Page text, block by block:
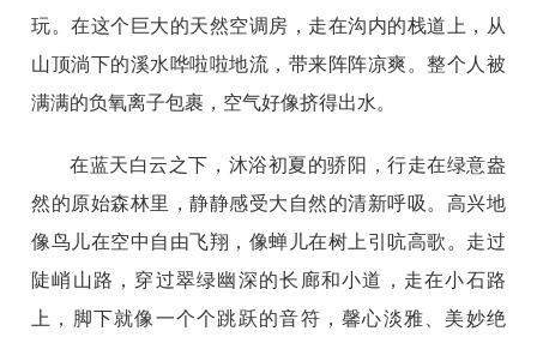
玩。在这个巨大的天然空调房，走在沟内的栈道上，从
山顶淌下的溪水哗啦啦地流，带来阵阵凉爽。整个人被
满满的负氧离子包裹，空气好像挤得出水。
在蓝天白云之下，沐浴初夏的骄阳，行走在绿意盎
然的原始森林里，静静感受大自然的清新呼吸。高兴地
像鸟儿在空中自由飞翔，像蝉儿在树上引吭高歌。走过
陡峭山路，穿过翠绿幽深的长廊和小道，走在小石路
上，脚下就像一个个跳跃的音符，馨心淡雅、美妙绝